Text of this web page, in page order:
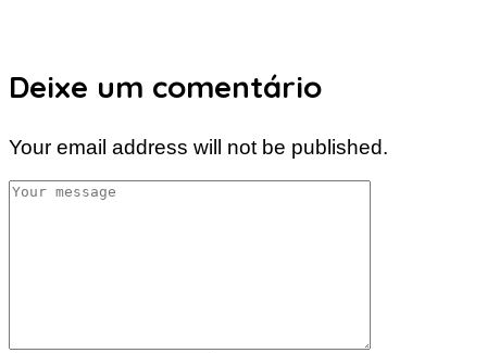
Deixe um comentário
Your email address will not be published.